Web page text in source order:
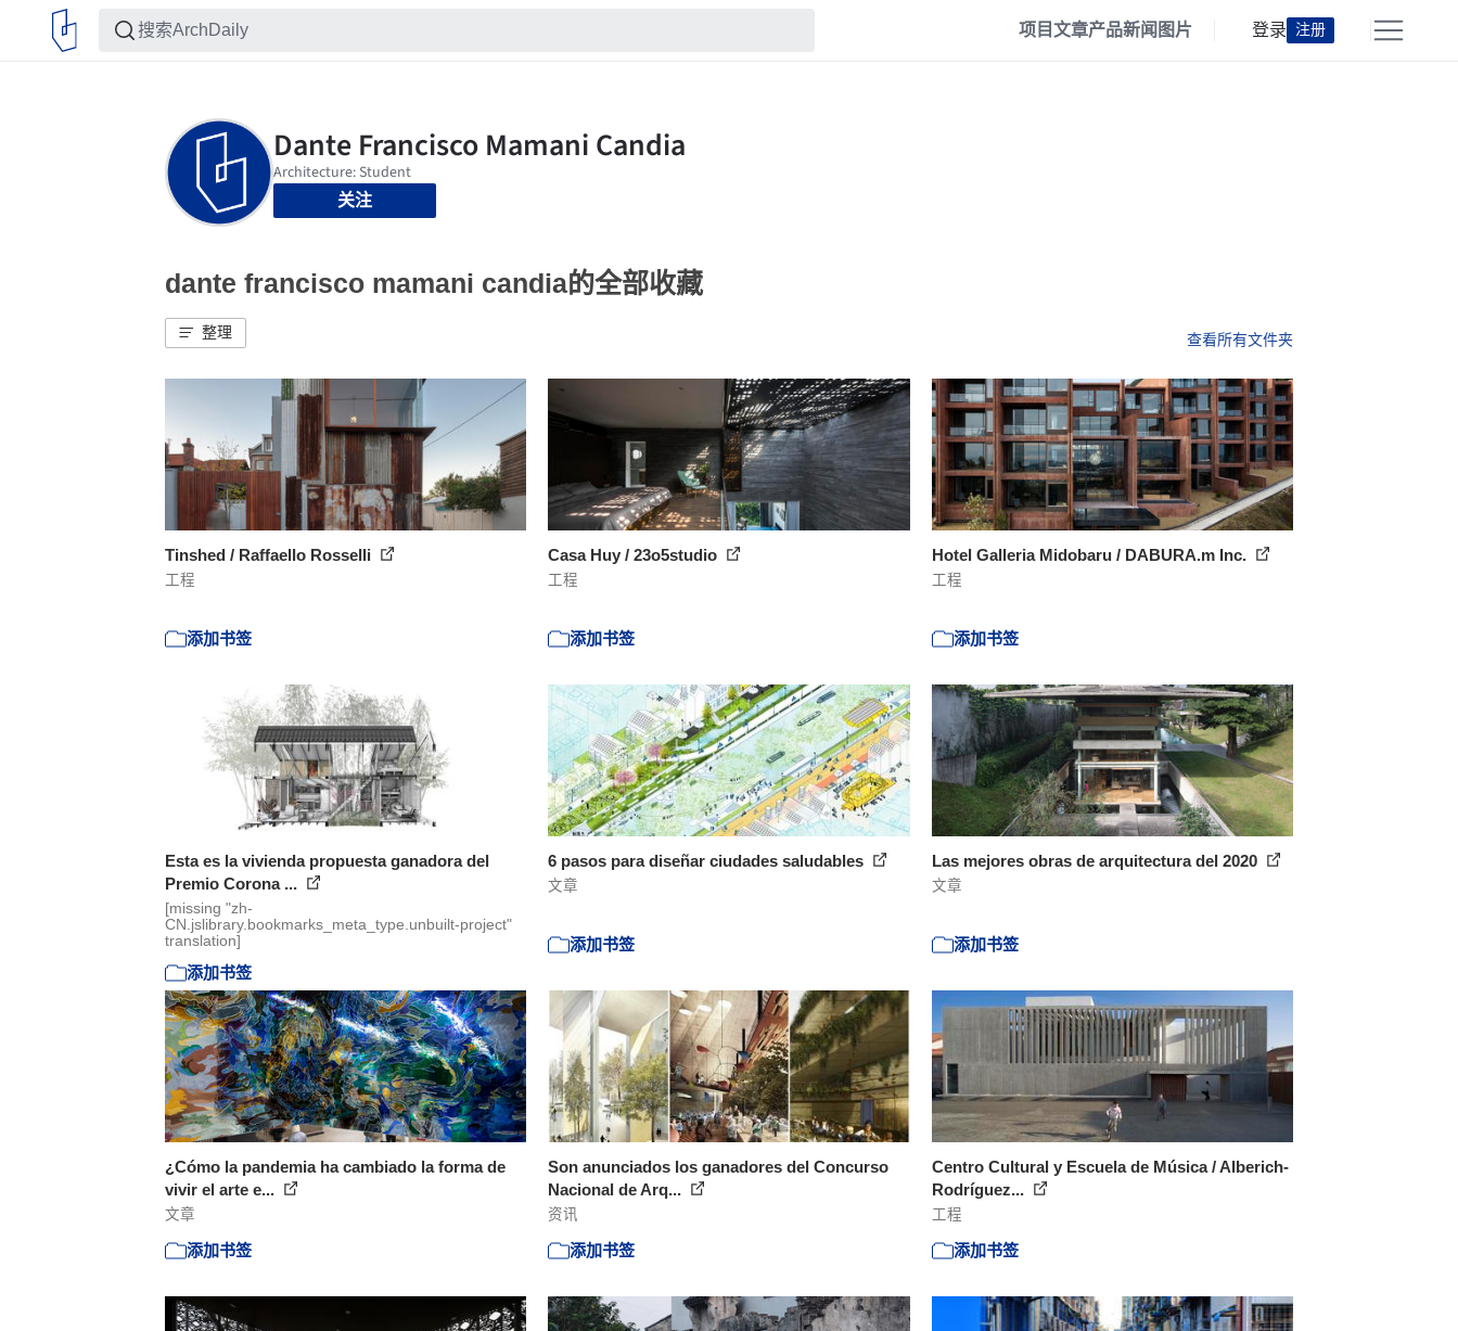
项目文章产品新闻 图片 登录 注册
关注
dante francisco mamani candia的全部收藏
整理 查看所有文件夹
Tinshed / Raffaello Rosselli
工程
添加书签
Casa Huy / 23o5studio
工程
添加书签
Hotel Galleria Midobaru / DABURA.m Inc.
工程
添加书签
Esta es la vivienda propuesta ganadora del
Premio Corona ...
[missing "zh-
CN.jslibrary.bookmarks_meta_type.unbuilt-project"
translation]
添加书签
6 pasos para diseñar ciudades saludables
文章
添加书签
Las mejores obras de arquitectura del 2020
文章
添加书签
¿Cómo la pandemia ha cambiado la forma de
vivir el arte e...
文章
添加书签
Son anunciados los ganadores del Concurso
Nacional de Arq...
资讯
添加书签
Centro Cultural y Escuela de Música / Alberich-
Rodríguez...
工程
添加书签